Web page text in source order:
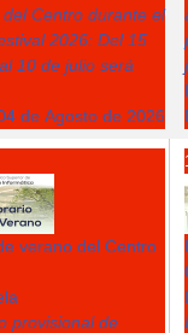
Centro durante el
2026: Del 15
10 de julio será
de Agosto de 2026
verano del Centro
provisional de